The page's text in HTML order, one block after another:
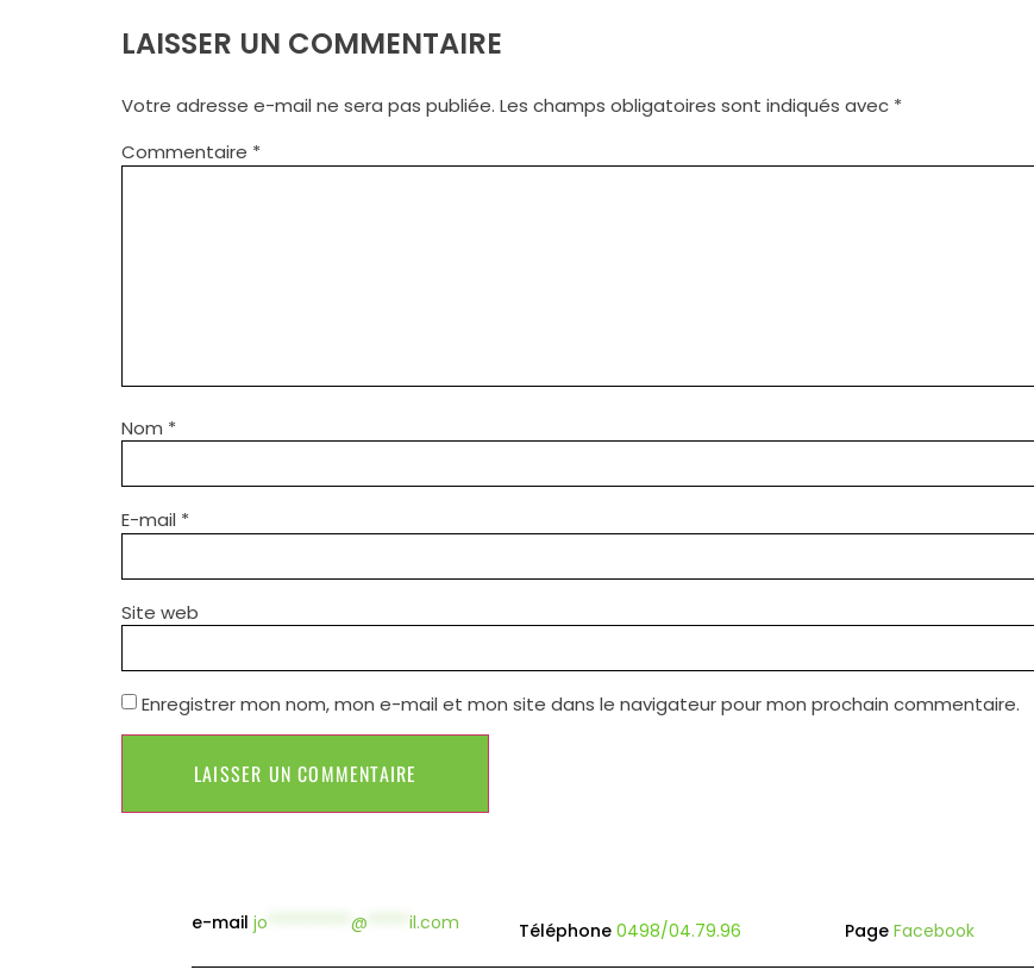
LAISSER UN COMMENTAIRE
Votre adresse e-mail ne sera pas publiée. Les champs obligatoires sont indiqués avec *
Commentaire *
Nom *
E-mail *
Site web
Enregistrer mon nom, mon e-mail et mon site dans le navigateur pour mon prochain commentaire.
e-mailjo **********@ *****il.com Téléphone0498/04.79.96 Page Facebook